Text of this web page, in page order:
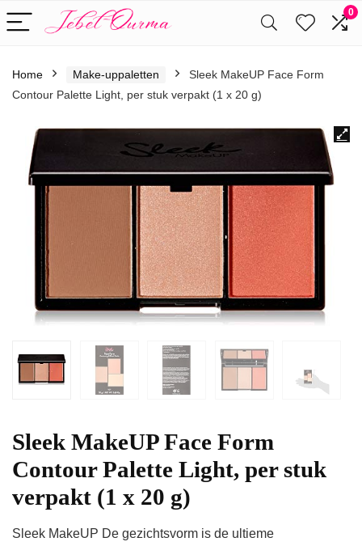
0
Home Make-uppaletten
Sleek MakeUP Face Form
Contour Palette Light, per stuk verpakt (1 x 20 g)
Sleek MakeUP Face Form
Contour Palette Light, per stuk
verpakt (1 x 20 g)
Sleek MakeUP De gezichtsvorm is de ultieme